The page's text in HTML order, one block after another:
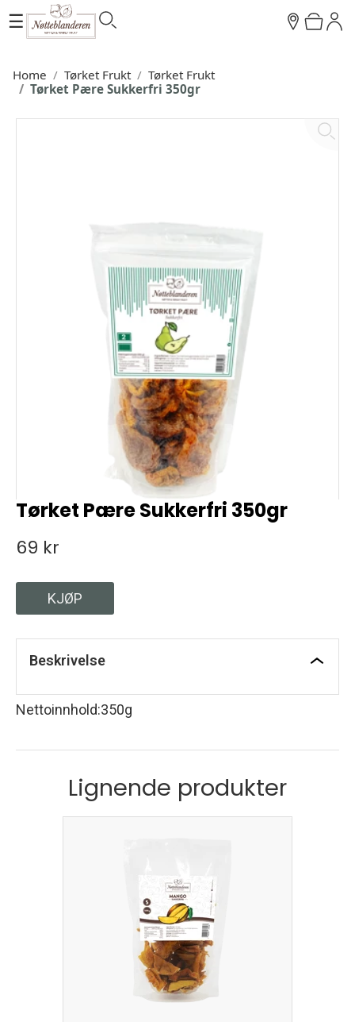
☰
Home Tørket Frukt
Tørket Frukt
Tørket Pære Sukkerfri 350gr
Tørket Pære Sukkerfri 350gr
69 kr
KJØP
Beskrivelse
Nettoinnhold:350g
Lignende produkter